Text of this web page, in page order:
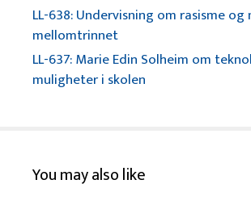
LL-638: Undervisning om rasisme
mellomtrinnet
LL-637: Marie Edin Solheim om
muligheter i skolen
You may also like